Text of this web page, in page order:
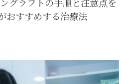
おすすめする治療法